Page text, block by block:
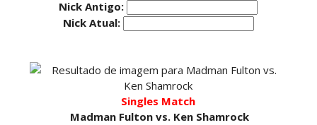
-Aug 06 2026
WWE: Lola Vice despede-se do NXT após derrota
no Underground Match
Aug 06 2026
Nick Antigo:
Nick Atual:
Singles Match
Madman Fulton vs. Ken Shamrock